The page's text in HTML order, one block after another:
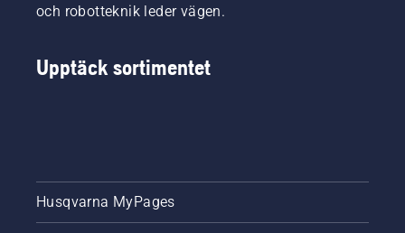
och robotteknik leder vägen.
Upptäck sortimentet
Husqvarna MyPages